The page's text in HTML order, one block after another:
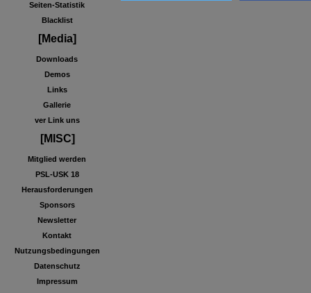
Seiten-Statistik
Blacklist
[Media]
Downloads
Demos
Links
Gallerie
ver Link uns
[MISC]
Mitglied werden
PSL-USK 18
Herausforderungen
Sponsors
Newsletter
Kontakt
Nutzungsbedingungen
Datenschutz
Impressum